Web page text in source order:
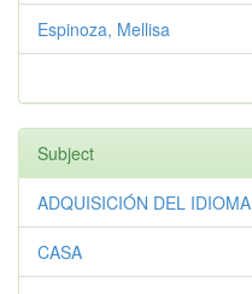
Espinoza, Mellisa
Subject
ADQUISICIÓN DEL IDIOMA
CASA